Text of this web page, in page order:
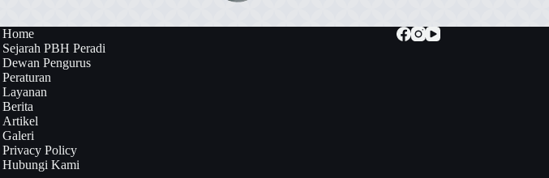
Home
Sejarah PBH Peradi
Dewan Pengurus
Peraturan
Layanan
Berita
Artikel
Galeri
Privacy Policy
Hubungi Kami